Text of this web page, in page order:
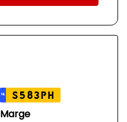
NL S583PH
Marge